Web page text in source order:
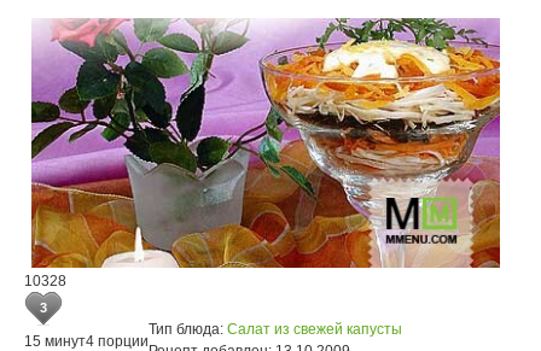
10328
3
15 минут4 порции
Тип блюда: Салат из свежей капусты